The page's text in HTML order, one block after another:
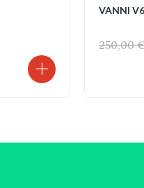
VANNI
250,00